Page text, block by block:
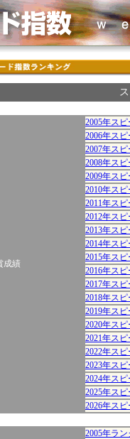
績
2005年ス
2006年ス
2007年ス
2008年ス
2009年ス
2010年ス
2011年ス
2012年ス
2013年ス
2014年ス
2015年ス
2016年ス
2017年ス
2018年ス
2019年ス
2020年ス
2021年ス
2022年ス
2023年ス
2024年ス
2025年ス
2026年ス
2005年ラ